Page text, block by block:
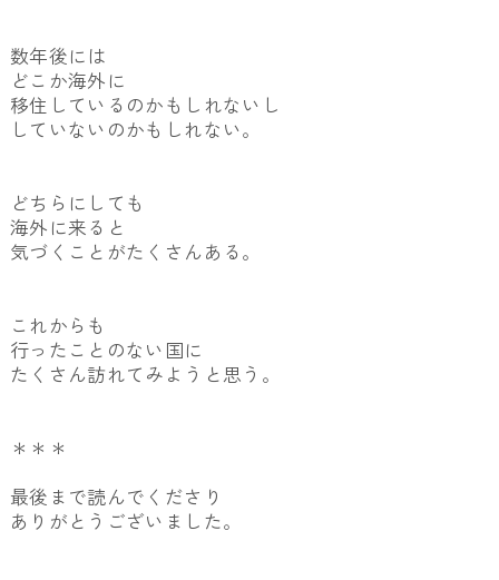
数年後には
どこか海外に
移住しているのかもしれないし
していないのかもしれない。
どちらにしても
海外に来ると
気づくことがたくさんある。
これからも
行ったことのない国に
たくさん訪れてみようと思う。
＊＊＊
最後まで読んでくださり
ありがとうございました。